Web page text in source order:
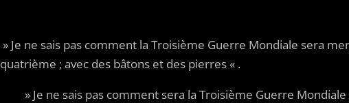
» Je ne sais pas comment la Troisième Guerre Mondiale sera
quatrième ; avec des bâtons et des pierres « .
» Je ne sais pas comment sera la Troisième Guerre Mondiale ,